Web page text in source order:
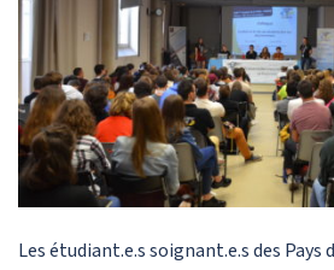
Les étudiant.e.s soignant.e.s des